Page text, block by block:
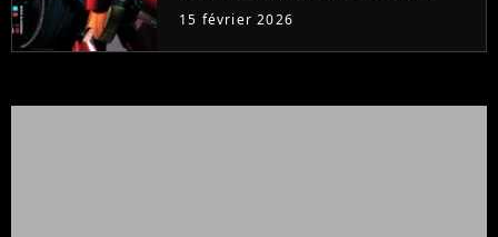
15 février 2026